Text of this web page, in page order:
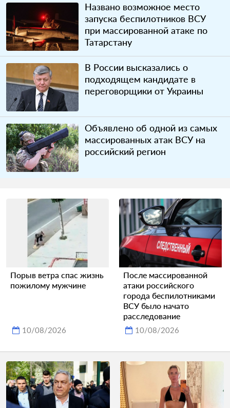
Названо возможное место
запуска беспилотников ВСУ
при массированной атаке по
Татарстану
В России высказались о
подходящем кандидате в
переговорщики от Украины
Объявлено об одной из самых
массированных атак ВСУ на
российский регион
Порыв ветра спас жизнь
пожилому мужчине
10/08/2026
После массированной
атаки российского
города беспилотниками
ВСУ было начато
расследование
10/08/2026